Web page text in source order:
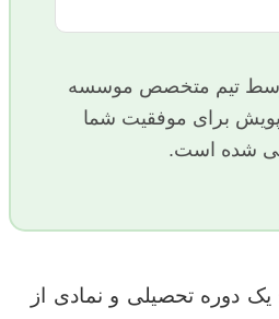
تیم متخصص موسسه
پویش برای موفقیت شما
شده است.
یک دوره تحصیلی و نمادی از